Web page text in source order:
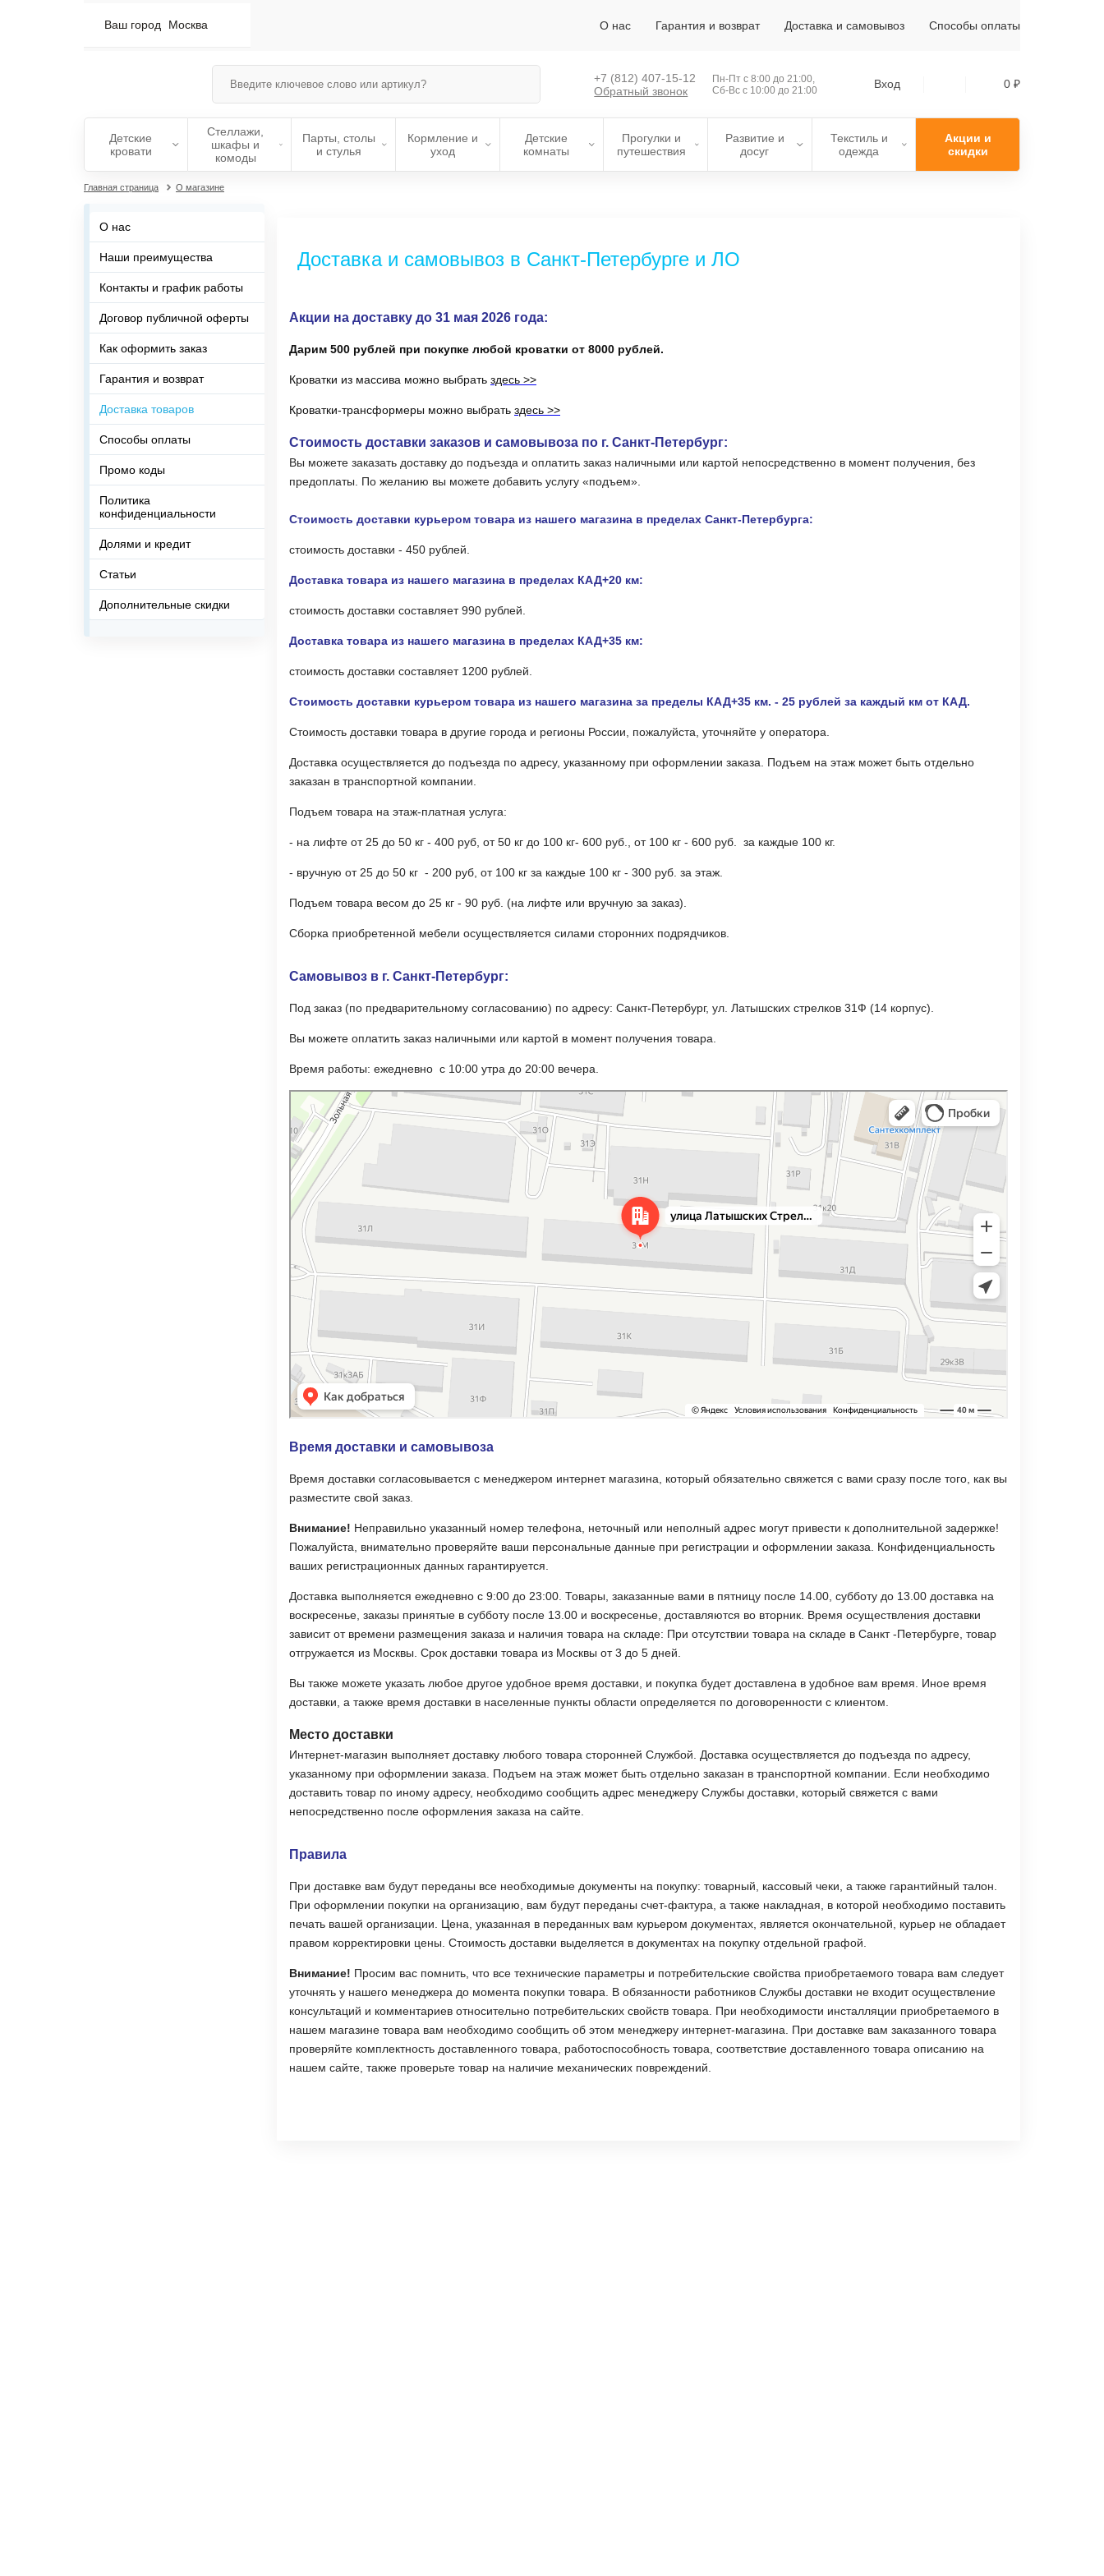
Ваш город Москва О нас Гарантия и возврат Доставка и самовывоз Способы оплаты
+7 (812)407-15-12
Обратный звонок
Пн-Пт с 8:00 до 21:00,
Сб-Вс с 10:00 до 21:00
Вход 0 ₽
Детские
кровати
Стеллажи,
шкафы и
комоды
Парты, столы
и стулья
Кормление и
уход
Детские
комнаты
Прогулки и
путешествия
Развитие и
досуг
Текстиль и
одежда
Акции и
скидки
Главная страница О магазине
О нас
Наши преимущества
Контакты и график работы
Договор публичной оферты
Как оформить заказ
Гарантия и возврат
Доставка товаров
Способы оплаты
Промо коды
Политика
конфиденциальности
Долями и кредит
Статьи
Дополнительные скидки
Доставка и самовывоз в Санкт-Петербурге и ЛО
Акции на доставку до 31 мая 2026 года:
Дарим 500 рублей при покупке любой кроватки от 8000 рублей.
Кроватки из массива можно выбрать здесь >>
Кроватки-трансформеры можно выбрать здесь >>
Стоимость доставки заказов и самовывоза по г. Санкт-Петербург:
Вы можете заказать доставку до подъезда и оплатить заказ наличными или картой непосредственно в момент получения, без
предоплаты. По желанию вы можете добавить услугу «подъем».
Стоимость доставки курьером товара из нашего магазина в пределах Санкт-Петербурга:
стоимость доставки - 450 рублей.
Доставка товара из нашего магазина в пределах КАД+20 км:
стоимость доставки составляет 990 рублей.
Доставка товара из нашего магазина в пределах КАД+35 км:
стоимость доставки составляет 1200 рублей.
Стоимость доставки курьером товара из нашего магазина за пределы КАД+35 км. - 25 рублей за каждый км от КАД.
Стоимость доставки товара в другие города и регионы России, пожалуйста, уточняйте у оператора.
Доставка осуществляется до подъезда по адресу, указанному при оформлении заказа. Подъем на этаж может быть отдельно
заказан в транспортной компании.
Подъем товара на этаж-платная услуга:
- на лифте от 25 до 50 кг - 400 руб, от 50 кг до 100 кг- 600 руб., от 100 кг - 600 руб. за каждые 100 кг.
- вручную от 25 до 50 кг - 200 руб, от 100 кг за каждые 100 кг - 300 руб. за этаж.
Подъем товара весом до 25 кг - 90 руб. (на лифте или вручную за заказ).
Сборка приобретенной мебели осуществляется силами сторонних подрядчиков.
Самовывоз в г. Санкт-Петербург:
Под заказ (по предварительному согласованию) по адресу: Санкт-Петербург, ул. Латышских стрелков 31Ф (14 корпус).
Вы можете оплатить заказ наличными или картой в момент получения товара.
Время работы: ежедневно с 10:00 утра до 20:00 вечера.
Время доставки и самовывоза
Время доставки согласовывается с менеджером интернет магазина, который обязательно свяжется с вами сразу после того, как вы
разместите свой заказ.
Внимание! Неправильно указанный номер телефона, неточный или неполный адрес могут привести к дополнительной задержке!
Пожалуйста, внимательно проверяйте ваши персональные данные при регистрации и оформлении заказа. Конфиденциальность
ваших регистрационных данных гарантируется.
Доставка выполняется ежедневно с 9:00 до 23:00. Товары, заказанные вами в пятницу после 14.00, субботу до 13.00 доставка на
воскресенье, заказы принятые в субботу после 13.00 и воскресенье, доставляются во вторник. Время осуществления доставки
зависит от времени размещения заказа и наличия товара на складе: При отсутствии товара на складе в Санкт -Петербурге, товар
отгружается из Москвы. Срок доставки товара из Москвы от 3 до 5 дней.
Вы также можете указать любое другое удобное время доставки, и покупка будет доставлена в удобное вам время. Иное время
доставки, а также время доставки в населенные пункты области определяется по договоренности с клиентом.
Место доставки
Интернет-магазин выполняет доставку любого товара сторонней Службой. Доставка осуществляется до подъезда по адресу,
указанному при оформлении заказа. Подъем на этаж может быть отдельно заказан в транспортной компании. Если необходимо
доставить товар по иному адресу, необходимо сообщить адрес менеджеру Службы доставки, который свяжется с вами
непосредственно после оформления заказа на сайте.
Правила
При доставке вам будут переданы все необходимые документы на покупку: товарный, кассовый чеки, а также гарантийный талон.
При оформлении покупки на организацию, вам будут переданы счет-фактура, а также накладная, в которой необходимо поставить
печать вашей организации. Цена, указанная в переданных вам курьером документах, является окончательной, курьер не обладает
правом корректировки цены. Стоимость доставки выделяется в документах на покупку отдельной графой.
Внимание! Просим вас помнить, что все технические параметры и потребительские свойства приобретаемого товара вам следует
уточнять у нашего менеджера до момента покупки товара. В обязанности работников Службы доставки не входит осуществление
консультаций и комментариев относительно потребительских свойств товара. При необходимости инсталляции приобретаемого в
нашем магазине товара вам необходимо сообщить об этом менеджеру интернет-магазина. При доставке вам заказанного товара
проверяйте комплектность доставленного товара, работоспособность товара, соответствие доставленного товара описанию на
нашем сайте, также проверьте товар на наличие механических повреждений.